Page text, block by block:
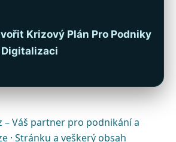
Krizový Plán Pro Podniky
Digitalizaci
– Váš partner pro podnikání a
· Stránku a veškerý obsah